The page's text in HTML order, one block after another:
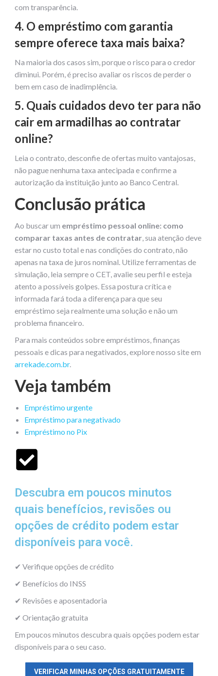
com transparência.
4. O empréstimo com garantia
sempre oferece taxa mais baixa?
Na maioria dos casos sim, porque o risco para o credor
diminui. Porém, é preciso avaliar os riscos de perder o
bem em caso de inadimplência.
5. Quais cuidados devo ter para não
cair em armadilhas ao contratar
online?
Leia o contrato, desconfie de ofertas muito vantajosas,
não pague nenhuma taxa antecipada e confirme a
autorização da instituição junto ao Banco Central.
Conclusão prática
Ao buscar um empréstimo pessoal online: como
comparar taxas antes de contratar, sua atenção deve
estar no custo total e nas condições do contrato, não
apenas na taxa de juros nominal. Utilize ferramentas de
simulação, leia sempre o CET, avalie seu perfil e esteja
atento a possíveis golpes. Essa postura crítica e
informada fará toda a diferença para que seu
empréstimo seja realmente uma solução e não um
problema financeiro.
Para mais conteúdos sobre empréstimos, finanças
pessoais e dicas para negativados, explore nosso site em
arrekade.com.br.
Veja também
Empréstimo urgente
Empréstimo para negativado
Empréstimo no Pix
Descubra em poucos minutos
quais benefícios, revisões ou
opções de crédito podem estar
disponíveis para você.
✔ Verifique opções de crédito
✔ Benefícios do INSS
✔ Revisões e aposentadoria
✔ Orientação gratuita
Em poucos minutos descubra quais opções podem estar
disponíveis para o seu caso.
VERIFICAR MINHAS OPÇÕES GRATUITAMENTE